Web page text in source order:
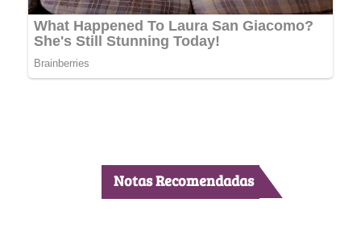
Notas Recomendadas